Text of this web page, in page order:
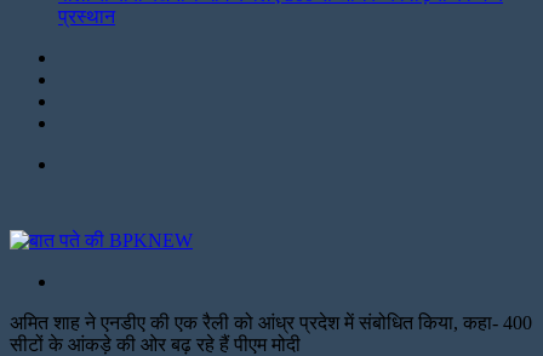
प्रस्थान
अमित शाह ने एनडीए की एक रैली को आंध्र प्रदेश में संबोधित किया, कहा- 400
सीटों के आंकड़े की ओर बढ़ रहे हैं पीएम मोदी